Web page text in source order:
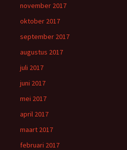
november 2017
oktober 2017
september 2017
augustus 2017
juli 2017
juni 2017
mei 2017
april 2017
maart 2017
februari 2017